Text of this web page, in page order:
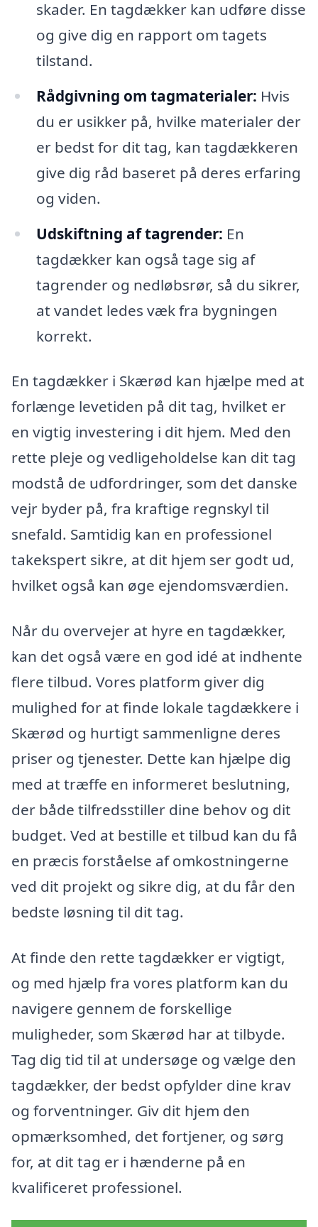
skader. En tagdækker kan udføre disse
og give dig en rapport om tagets
tilstand.
Rådgivning om tagmaterialer: Hvis
du er usikker på, hvilke materialer der
er bedst for dit tag, kan tagdækkeren
give dig råd baseret på deres erfaring
og viden.
Udskiftning af tagrender: En
tagdækker kan også tage sig af
tagrender og nedløbsrør, så du sikrer,
at vandet ledes væk fra bygningen
korrekt.
En tagdækker i Skærød kan hjælpe med at
forlænge levetiden på dit tag, hvilket er
en vigtig investering i dit hjem. Med den
rette pleje og vedligeholdelse kan dit tag
modstå de udfordringer, som det danske
vejr byder på, fra kraftige regnskyl til
snefald. Samtidig kan en professionel
takekspert sikre, at dit hjem ser godt ud,
hvilket også kan øge ejendomsværdien.
Når du overvejer at hyre en tagdækker,
kan det også være en god idé at indhente
flere tilbud. Vores platform giver dig
mulighed for at finde lokale tagdækkere i
Skærød og hurtigt sammenligne deres
priser og tjenester. Dette kan hjælpe dig
med at træffe en informeret beslutning,
der både tilfredsstiller dine behov og dit
budget. Ved at bestille et tilbud kan du få
en præcis forståelse af omkostningerne
ved dit projekt og sikre dig, at du får den
bedste løsning til dit tag.
At finde den rette tagdækker er vigtigt,
og med hjælp fra vores platform kan du
navigere gennem de forskellige
muligheder, som Skærød har at tilbyde.
Tag dig tid til at undersøge og vælge den
tagdækker, der bedst opfylder dine krav
og forventninger. Giv dit hjem den
opmærksomhed, det fortjener, og sørg
for, at dit tag er i hænderne på en
kvalificeret professionel.